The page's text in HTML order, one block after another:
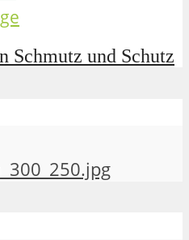
Schmutz und Schutz